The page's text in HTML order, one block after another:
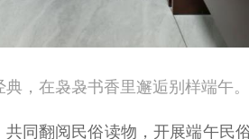
典，在袅袅书香里邂逅别样端午
翻阅民俗读物，开展端午民